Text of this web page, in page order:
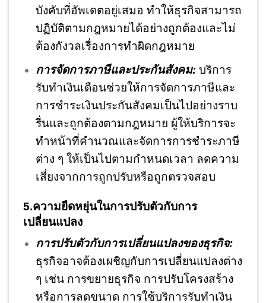
บังคับที่อัพเดตอยู่เสมอ ทำให้ธุรกิจสามารถ
ปฏิบัติตามกฎหมายได้อย่างถูกต้องและไม่
ต้องกังวลเรื่องการทำผิดกฎหมาย
การจัดการภาษีและประกันสังคม:บริการ
รับทำเงินเดือนช่วยให้การจัดการภาษีและ
การชำระเงินประกันสังคมเป็นไปอย่างราบ
รื่นและถูกต้องตามกฎหมาย ผู้ให้บริการจะ
ทำหน้าที่คำนวณและจัดการการชำระภาษี
ต่าง ๆ ให้เป็นไปตามกำหนดเวลา ลดความ
เสี่ยงจากการถูกปรับหรือถูกตรวจสอบ
5.ความยืดหยุ่นในการปรับตัวกับการ
เปลี่ยนแปลง
การปรับตัวกับการเปลี่ยนแปลงของธุรกิจ:
ธุรกิจอาจต้องเผชิญกับการเปลี่ยนแปลงต่าง
ๆ เช่น การขยายธุรกิจ การปรับโครงสร้าง
หรือการลดขนาด การใช้บริการรับทำเงิน